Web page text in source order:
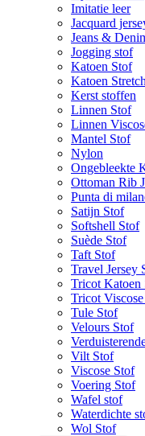
Imitatie leer
Jacquard
Jeans &
Jogging stof
Katoen Stof
Katoen
Kerst stoffen
Linnen Stof
Linnen
Mantel Stof
Nylon
Ongebleekte
Ottoman Rib
Punta di
Satijn Stof
Softshell Stof
Suède Stof
Taft Stof
Travel Jersey
Tricot Katoen
Tricot
Tule Stof
Velours Stof
Vilt Stof
Viscose Stof
Voering Stof
Wafel stof
Waterdichte
Wol Stof